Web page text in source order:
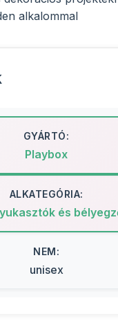
alkalommal
GYÁRTÓ:
Playbox
ALKATEGÓRIA:
és
NEM:
unisex